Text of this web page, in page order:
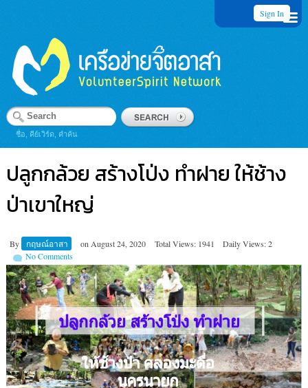
Sign In
ชื่อ, คีย์เวิร์ด, คำค้น
ปลูกกล้วย สร้างโป่ง ทำฝาย ให้ช้าง
ป่าเขาใหญ่
By กฤษณ์อาสา on August 24, 2020 Total Views: 1941
Daily Views: 2
No Comments